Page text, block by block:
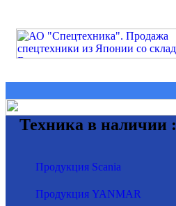
Техника в наличии :
Продукция Scania
Продукция YANMAR